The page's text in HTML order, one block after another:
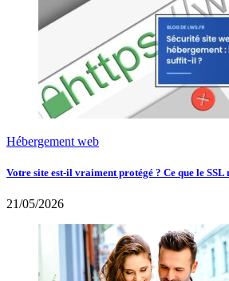
Hébergement web
Votre site est-il vraiment protégé ? Ce que le
21/05/2026